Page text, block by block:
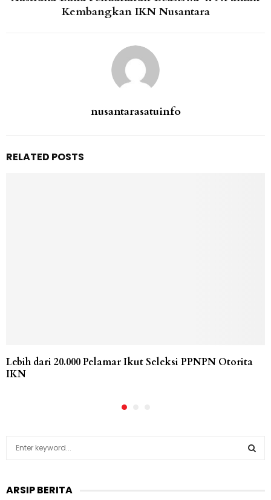
Kembangkan IKN Nusantara
nusantarasatuinfo
RELATED POSTS
Lebih dari 20.000 Pelamar Ikut Seleksi PPNPN Otorita
IKN
c
ARSIP BERITA